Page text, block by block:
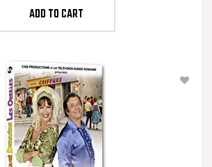
ADD TO CART